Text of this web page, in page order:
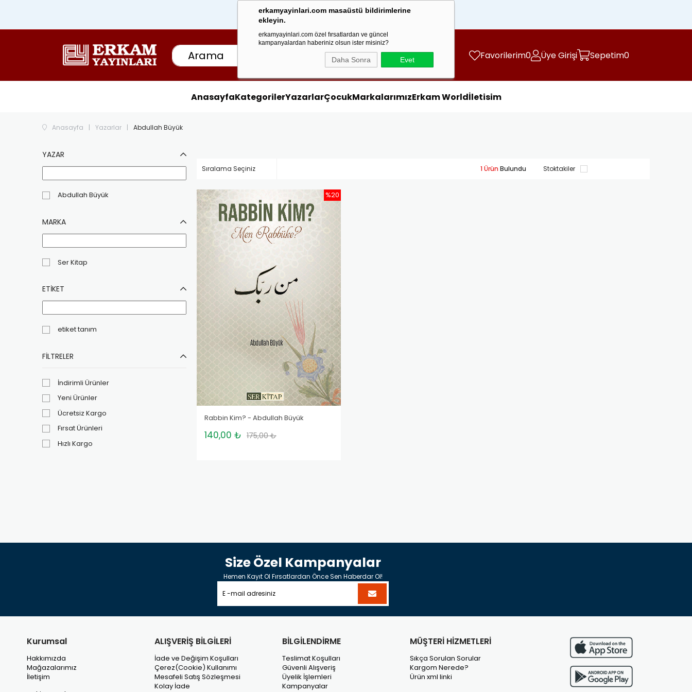
erkamyayinlari.com masaüstü bildirimlerine
ekleyin.
erkamyayinlari.com özel fırsatlardan ve güncel
kampanyalardan haberiniz olsun ister misiniz?
Daha Sonra Evet
1000 TL
Favorilerim0 Üye Girişi Sepetim0
AnasayfaKategorilerYazarlarÇocukMarkalarımızErkam Worldİletisim
Anasayfa Yazarlar Abdullah Büyük
YAZAR
Abdullah Büyük
MARKA
Ser Kitap
ETIKET
etiket tanım
FILTRELER
İndirimli Ürünler
Yeni Ürünler
Ücretsiz Kargo
Fırsat Ürünleri
Hızlı Kargo
Stoktakiler
1 Ürün
Rabbin Kim? - Abdullah Büyük
140,00 ₺ 175,00 ₺
%20
Size Özel Kampanyalar
Hemen Kayıt Ol Fırsatlardan Önce Sen Haberdar Ol!
Kurumsal
Hakkımızda
Mağazalarımız
İletişim
ALIŞVERİŞ BİLGİLERİ
İade ve Değişim Koşulları
Çerez(Cookie) Kullanımı
Mesafeli Satış Sözleşmesi
Kolay İade
BİLGİLENDİRME
Teslimat Koşulları
Güvenli Alışveriş
Üyelik İşlemleri
Kampanyalar
MÜŞTERİ HİZMETLERİ
Sıkça Sorulan Sorular
Kargom Nerede?
Ürün xml linki